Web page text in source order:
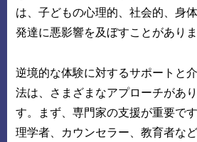
は、子どもの心理的、社会的、身
発達に悪影響を及ぼすことがありま
逆境的な体験に対するサポートと
法は、さまざまなアプローチがあ
す。まず、専門家の支援が重要で
理学者、カウンセラー、教育者な